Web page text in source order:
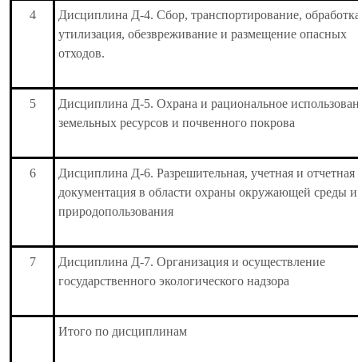
4
Дисциплина Д-4. Сбор, транспортирование,
утилизация, обезвреживание и размещение опасных
отходов.
5
Дисциплина Д-5. Охрана и рациональное
земельных ресурсов и почвенного покрова
6
Дисциплина Д-6. Разрешительная, учетная и отчетная
документация в области охраны окружающей среды и
природопользования
7
Дисциплина Д-7. Организация и осуществление
государственного экологического надзора
Итого по дисциплинам